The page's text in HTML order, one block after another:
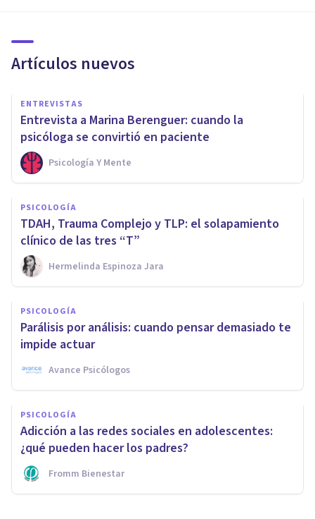
Artículos nuevos
ENTREVISTAS
Entrevista a Marina Berenguer: cuando la
psicóloga se convirtió en paciente
Psicología Y Mente
PSICOLOGÍA
TDAH, Trauma Complejo y TLP: el solapamiento
clínico de las tres “T”
Hermelinda Espinoza Jara
PSICOLOGÍA
Parálisis por análisis: cuando pensar demasiado te
impide actuar
Avance Psicólogos
PSICOLOGÍA
Adicción a las redes sociales en adolescentes:
¿qué pueden hacer los padres?
Fromm Bienestar